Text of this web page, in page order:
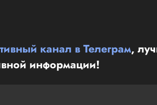
канал в Телеграм,
информации!